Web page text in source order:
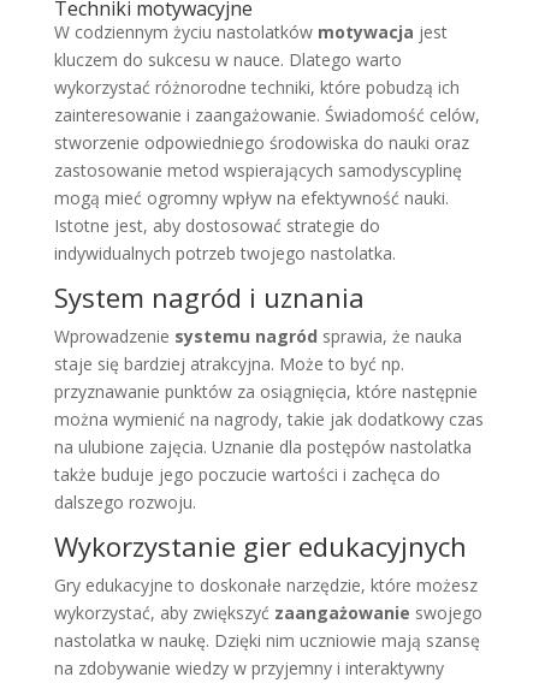
Techniki motywacyjne
W codziennym życiu nastolatków motywacja jest
kluczem do sukcesu w nauce. Dlatego warto
wykorzystać różnorodne techniki, które pobudzą ich
zainteresowanie i zaangażowanie. Świadomość celów,
stworzenie odpowiedniego środowiska do nauki oraz
zastosowanie metod wspierających samodyscyplinę
mogą mieć ogromny wpływ na efektywność nauki.
Istotne jest, aby dostosować strategie do
indywidualnych potrzeb twojego nastolatka.
System nagród i uznania
Wprowadzenie systemu nagród sprawia, że nauka
staje się bardziej atrakcyjna. Może to być np.
przyznawanie punktów za osiągnięcia, które następnie
można wymienić na nagrody, takie jak dodatkowy czas
na ulubione zajęcia. Uznanie dla postępów nastolatka
także buduje jego poczucie wartości i zachęca do
dalszego rozwoju.
Wykorzystanie gier edukacyjnych
Gry edukacyjne to doskonałe narzędzie, które możesz
wykorzystać, aby zwiększyć zaangażowanie swojego
nastolatka w naukę. Dzięki nim uczniowie mają szansę
na zdobywanie wiedzy w przyjemny i interaktywny